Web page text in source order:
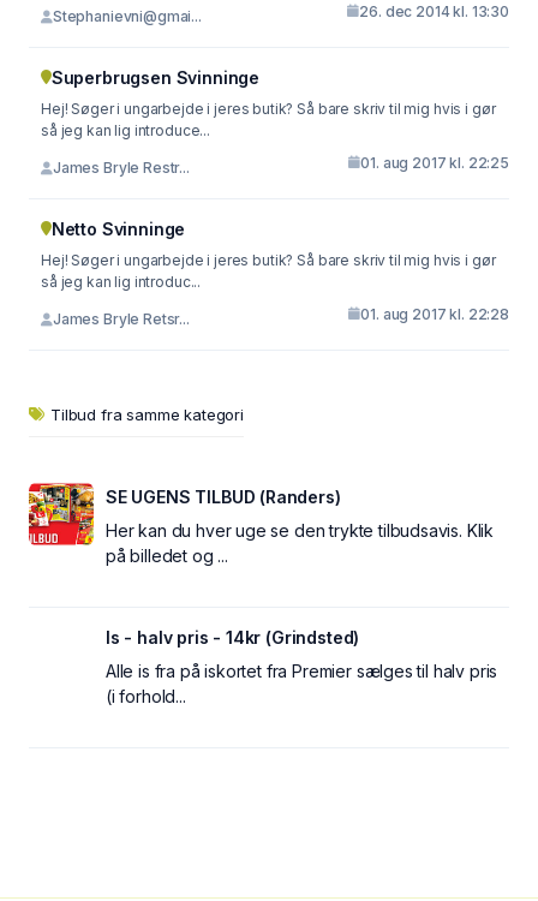
Stephanievni@gmai... 26. dec 2014 kl. 13:30
Superbrugsen Svinninge
Hej! Søger i ungarbejde i jeres butik? Så bare skriv til mig hvis i gør
så jeg kan lig introduce...
James Bryle Restr... 01. aug 2017 kl. 22:25
Netto Svinninge
Hej! Søger i ungarbejde i jeres butik? Så bare skriv til mig hvis i gør
så jeg kan lig introduc...
James Bryle Retsr... 01. aug 2017 kl. 22:28
Tilbud fra samme kategori
SE UGENS TILBUD (Randers)
Her kan du hver uge se den trykte tilbudsavis. Klik
på billedet og ...
Is - halv pris - 14kr (Grindsted)
Alle is fra på iskortet fra Premier sælges til halv pris
(i forhold...